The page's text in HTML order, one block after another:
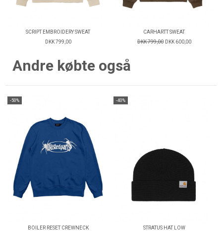
SCRIPT EMBROIDERY SWEAT
DKK 799,00
CARHARTT SWEAT
DKK 799,00 DKK 600,00
Andre købte også
-50%
BOILER RESET CREWNECK
-40%
STRATUS HAT LOW